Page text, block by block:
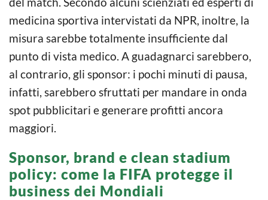
medicina sportiva intervistati da NPR, inoltre, la
misura sarebbe totalmente insufficiente dal
punto di vista medico. A guadagnarci sarebbero,
al contrario, gli sponsor: i pochi minuti di pausa,
infatti, sarebbero sfruttati per mandare in onda
spot pubblicitari e generare profitti ancora
maggiori.
Sponsor, brand e clean stadium
policy: come la FIFA protegge il
business dei Mondiali